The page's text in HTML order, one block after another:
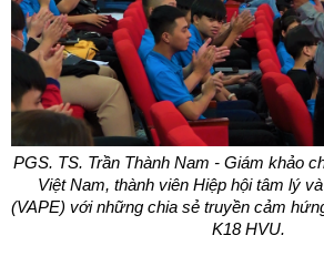
PGS. TS. Trần Thành Nam - Giám khảo
Việt Nam, thành viên Hiệp hội tâm lý
(VAPE) với những chia sẻ truyền cảm
K18 HVU.